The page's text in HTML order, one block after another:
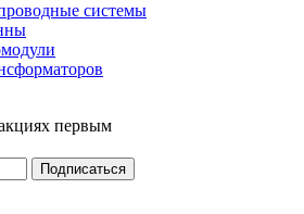
системы
первым